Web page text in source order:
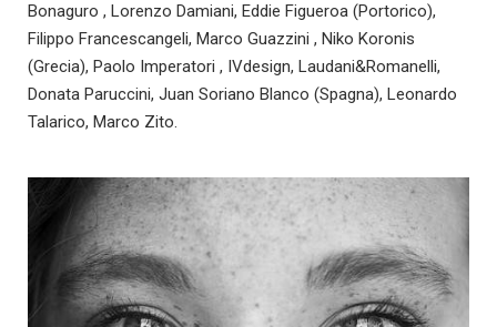
Bonaguro , Lorenzo Damiani, Eddie Figueroa (Portorico),
Filippo Francescangeli, Marco Guazzini , Niko Koronis
(Grecia), Paolo Imperatori , IVdesign, Laudani&Romanelli,
Donata Paruccini, Juan Soriano Blanco (Spagna), Leonardo
Talarico, Marco Zito.